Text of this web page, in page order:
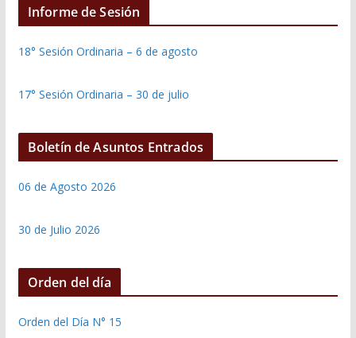
Informe de Sesión
18° Sesión Ordinaria – 6 de agosto
17° Sesión Ordinaria – 30 de julio
Boletín de Asuntos Entrados
06 de Agosto 2026
30 de Julio 2026
Orden del día
Orden del Día N° 15